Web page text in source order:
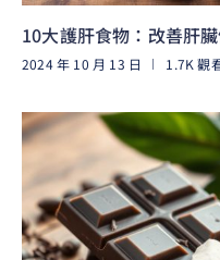
10大護肝食物：改善肝
2024 年 10 月 13 日 1.7K 觀